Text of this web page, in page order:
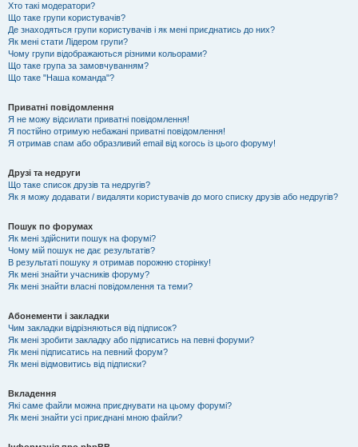
Хто такі модератори?
Що таке групи користувачів?
Де знаходяться групи користувачів і як мені приєднатись до них?
Як мені стати Лідером групи?
Чому групи відображаються різними кольорами?
Що таке група за замовчуванням?
Що таке "Наша команда"?
Приватні повідомлення
Я не можу відсилати приватні повідомлення!
Я постійно отримую небажані приватні повідомлення!
Я отримав спам або образливий email від когось із цього форуму!
Друзі та недруги
Що таке список друзів та недругів?
Як я можу додавати / видаляти користувачів до мого списку друзів або недругів?
Пошук по форумах
Як мені здійснити пошук на форумі?
Чому мій пошук не дає результатів?
В результаті пошуку я отримав порожню сторінку!
Як мені знайти учасників форуму?
Як мені знайти власні повідомлення та теми?
Абонементи і закладки
Чим закладки відрізняються від підписок?
Як мені зробити закладку або підписатись на певні форуми?
Як мені підписатись на певний форум?
Як мені відмовитись від підписки?
Вкладення
Які саме файли можна приєднувати на цьому форумі?
Як мені знайти усі приєднані мною файли?